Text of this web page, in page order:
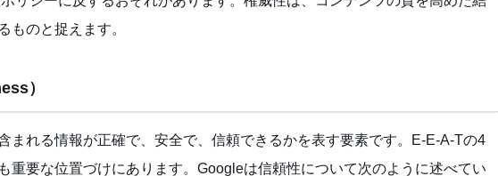
ものと捉えます。
）
まれる情報が正確で、安全で、信頼できるかを表す要素です。E-E-A-Tの4
重要な位置づけにあります。Googleは信頼性について次のように述べてい